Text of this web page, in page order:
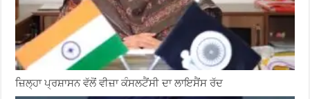
ਜ਼ਿਲ੍ਹਾ ਪ੍ਰਸ਼ਾਸਨ ਵੱਲੋਂ ਵੀਜ਼ਾ ਕੰਸਲਟੈਂਸੀ ਦਾ ਲਾਇਸੈਂਸ ਰੱਦ